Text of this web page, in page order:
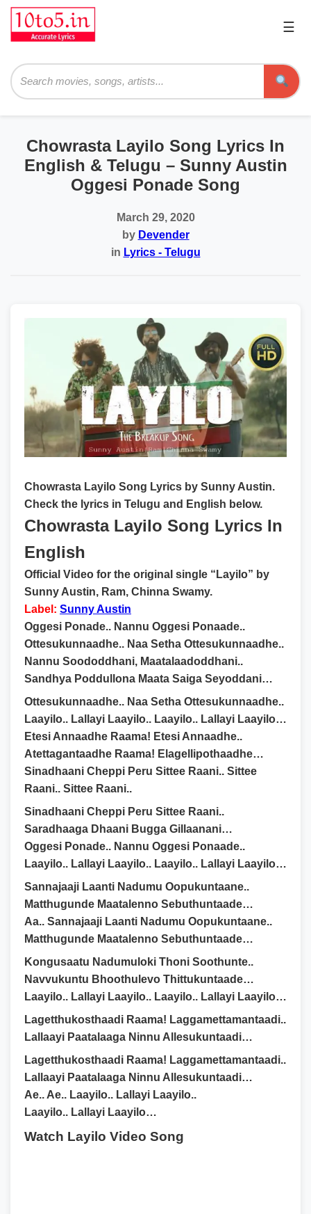
☰
Chowrasta Layilo Song Lyrics In
English & Telugu – Sunny Austin
Oggesi Ponade Song
March 29, 2020
by Devender
in Lyrics - Telugu
Chowrasta Layilo Song Lyrics by Sunny Austin.
Check the lyrics in Telugu and English below.
Chowrasta Layilo Song Lyrics In
English
Official Video for the original single “Layilo” by
Sunny Austin, Ram, Chinna Swamy.
Label: Sunny Austin
Oggesi Ponade.. Nannu Oggesi Ponaade..
Ottesukunnaadhe.. Naa Setha Ottesukunnaadhe..
Nannu Soododdhani, Maatalaadoddhani..
Sandhya Poddullona Maata Saiga Seyoddani…
Ottesukunnaadhe.. Naa Setha Ottesukunnaadhe..
Laayilo.. Lallayi Laayilo.. Laayilo.. Lallayi Laayilo…
Etesi Annaadhe Raama! Etesi Annaadhe..
Atettagantaadhe Raama! Elagellipothaadhe…
Sinadhaani Cheppi Peru Sittee Raani.. Sittee
Raani.. Sittee Raani..
Sinadhaani Cheppi Peru Sittee Raani..
Saradhaaga Dhaani Bugga Gillaanani…
Oggesi Ponade.. Nannu Oggesi Ponaade..
Laayilo.. Lallayi Laayilo.. Laayilo.. Lallayi Laayilo…
Sannajaaji Laanti Nadumu Oopukuntaane..
Matthugunde Maatalenno Sebuthuntaade…
Aa.. Sannajaaji Laanti Nadumu Oopukuntaane..
Matthugunde Maatalenno Sebuthuntaade…
Kongusaatu Nadumuloki Thoni Soothunte..
Navvukuntu Bhoothulevo Thittukuntaade…
Laayilo.. Lallayi Laayilo.. Laayilo.. Lallayi Laayilo…
Lagetthukosthaadi Raama! Laggamettamantaadi..
Lallaayi Paatalaaga Ninnu Allesukuntaadi…
Lagetthukosthaadi Raama! Laggamettamantaadi..
Lallaayi Paatalaaga Ninnu Allesukuntaadi…
Ae.. Ae.. Laayilo.. Lallayi Laayilo..
Laayilo.. Lallayi Laayilo…
Watch Layilo Video Song